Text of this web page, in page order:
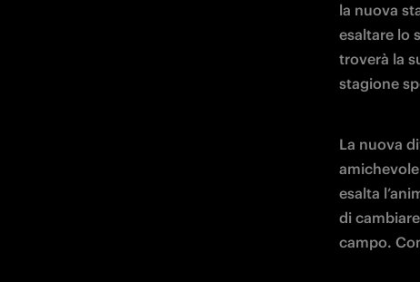
la nuova
esaltare lo
troverà la
stagione
La nuova
esalta
di
campo.